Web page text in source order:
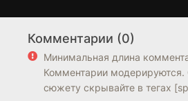
6.8 7.0
Комментарии (0)
Минимальная длина
Комментарии модерируются.
сюжету скрывайте в тегах